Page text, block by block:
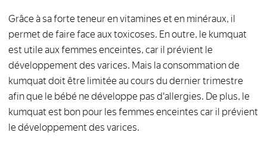
Grâce à sa forte teneur en vitamines et en minéraux, il
permet de faire face aux toxicoses. En outre, le kumquat
est utile aux femmes enceintes, car il prévient le
développement des varices. Mais la consommation de
kumquat doit être limitée au cours du dernier trimestre
afin que le bébé ne développe pas d'allergies. De plus, le
kumquat est bon pour les femmes enceintes car il prévient
le développement des varices.